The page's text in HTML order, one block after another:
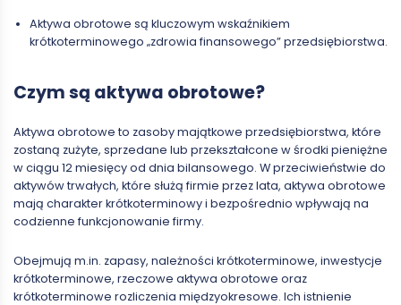
Aktywa obrotowe są kluczowym wskaźnikiem
krótkoterminowego „zdrowia finansowego” przedsiębiorstwa.
Czym są aktywa obrotowe?
Aktywa obrotowe to zasoby majątkowe przedsiębiorstwa, które
zostaną zużyte, sprzedane lub przekształcone w środki pieniężne
w ciągu 12 miesięcy od dnia bilansowego. W przeciwieństwie do
aktywów trwałych, które służą firmie przez lata, aktywa obrotowe
mają charakter krótkoterminowy i bezpośrednio wpływają na
codzienne funkcjonowanie firmy.
Obejmują m.in. zapasy, należności krótkoterminowe, inwestycje
krótkoterminowe, rzeczowe aktywa obrotowe oraz
krótkoterminowe rozliczenia międzyokresowe. Ich istnienie